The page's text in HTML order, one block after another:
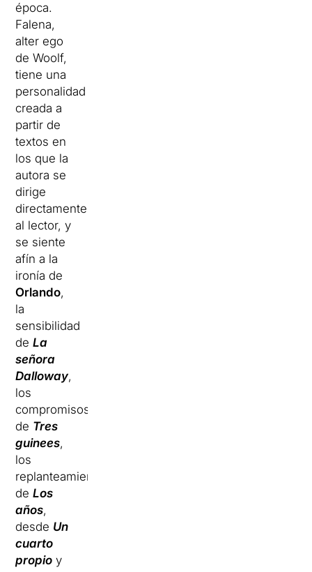
época.
Falena,
alter ego
de Woolf,
tiene una
personalidad
creada a
partir de
textos en
los que la
autora se
dirige
directamente
al lector, y
se siente
afín a la
ironía de
Orlando,
la
sensibilidad
deLa
señora
Dalloway,
los
compromisos
de Tres
guinees,
los
replanteamientos
deLos
años,
desde Un
cuarto
propio y